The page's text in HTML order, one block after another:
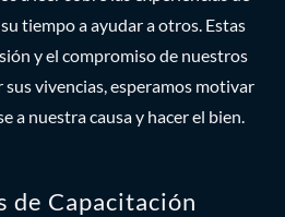
tiempo a ayudar a otros. Estas
y el compromiso de nuestros
vivencias, esperamos motivar
a nuestra causa y hacer el bien.
de Capacitación